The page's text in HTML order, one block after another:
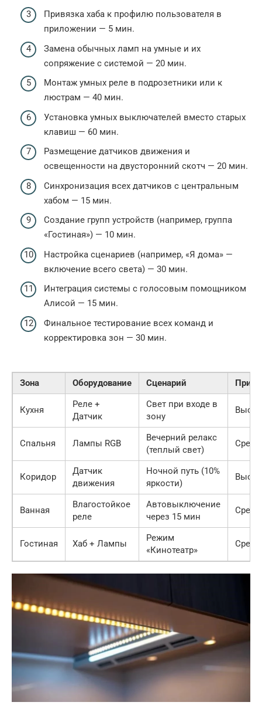
Привязка хаба к профилю пользователя в
приложении — 5 мин.
Замена обычных ламп на умные и их
сопряжение с системой — 20 мин.
Монтаж умных реле в подрозетники или к
люстрам — 40 мин.
Установка умных выключателей вместо старых
клавиш — 60 мин.
Размещение датчиков движения и
освещенности на двусторонний скотч — 20 мин.
Синхронизация всех датчиков с центральным
хабом — 15 мин.
Создание групп устройств (например, группа
«Гостиная») — 10 мин.
Настройка сценариев (например, «Я дома» —
включение всего света) — 30 мин.
Интеграция системы с голосовым помощником
Алисой — 15 мин.
Финальное тестирование всех команд и
корректировка зон — 30 мин.
Зона Оборудование Сценарий
Кухня
Реле +
Датчик
Свет при входе в
зону
Спальня Лампы RGB
Вечерний релакс
(теплый свет)
Коридор
Датчик
движения
Ночной путь (10%
яркости)
Ванная
Влагостойкое
реле
Автовыключение
через 15 мин
Гостиная Хаб + Лампы
Режим
«Кинотеатр»